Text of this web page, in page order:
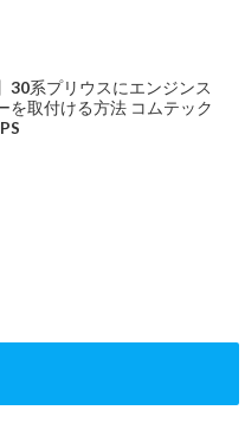
30系プリウスにエンジンス
を取付ける方法 コムテック